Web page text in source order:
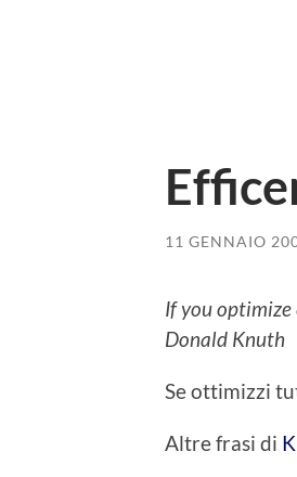
11 GENNAIO
If you optimize
Donald Knuth
Se ottimizzi
Altre frasi di